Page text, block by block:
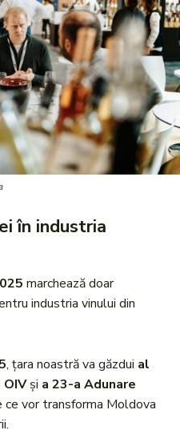
în industria
marchează doar
industria vinului din
, țara noastră va găzdui al
și a 23-a Adunare
ce vor transforma Moldova